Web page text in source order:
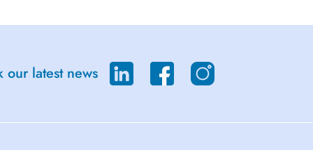
our latest news